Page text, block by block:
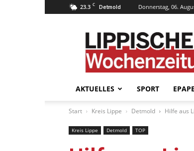
23.3 C Detmold Donnerstag, 06.
Lippische
–
LWZ24.de
AKTUELLES SPORT
Start Kreis Lippe Detmold Hilfe aus
Kreis Lippe Detmold TOP